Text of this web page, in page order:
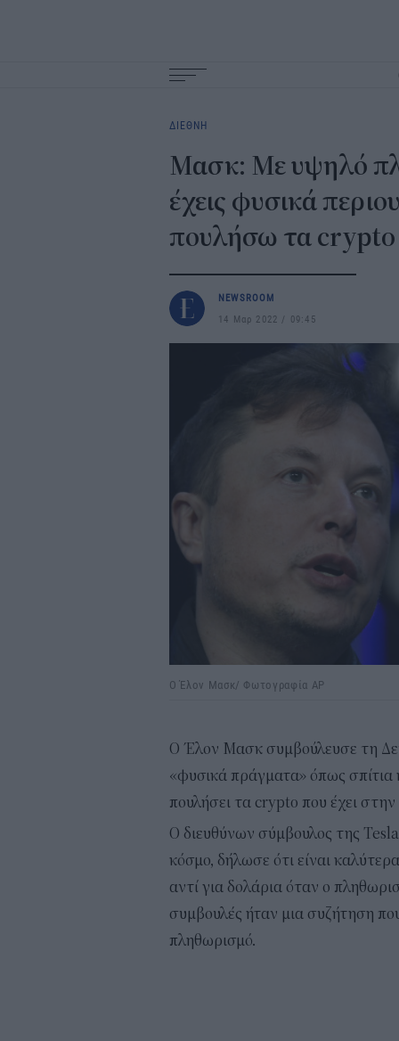
navigation
ΔΙΕΘΝΗ
Μασκ: Με υψηλό
έχεις φυσικά
πουλήσω τα crypto
NEWSROOM
14 Μαρ 2022
09:45
Ο Έλον Μασκ/ Φωτογραφία AP
Ο Έλον Μασκ συμβούλευσε τη
«φυσικά πράγματα» όπως σπίτια
πουλήσει τα crypto που έχει
Ο διευθύνων σύμβουλος της
κόσμο, δήλωσε ότι είναι
αντί για δολάρια όταν ο
συμβουλές ήταν μια συζήτηση
πληθωρισμό.